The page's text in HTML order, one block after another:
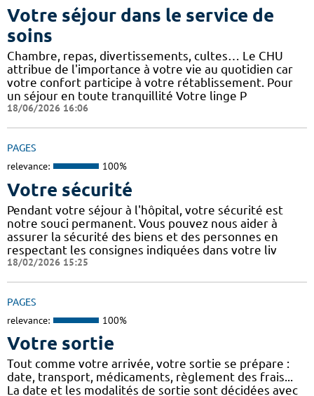
Votre séjour dans le service de
soins
Chambre, repas, divertissements, cultes… Le CHU
attribue de l'importance à votre vie au quotidien car
votre confort participe à votre rétablissement. Pour
un séjour en toute tranquillité Votre linge P
18/06/2026 16:06
PAGES
relevance: 100%
Votre sécurité
Pendant votre séjour à l'hôpital, votre sécurité est
notre souci permanent. Vous pouvez nous aider à
assurer la sécurité des biens et des personnes en
respectant les consignes indiquées dans votre liv
18/02/2026 15:25
PAGES
relevance: 100%
Votre sortie
Tout comme votre arrivée, votre sortie se prépare :
date, transport, médicaments, règlement des frais...
La date et les modalités de sortie sont décidées avec